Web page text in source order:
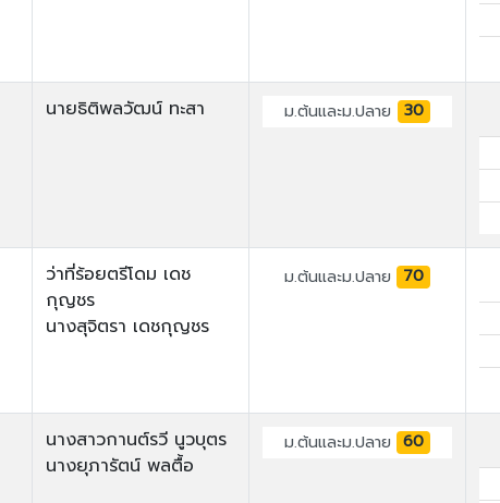
นายธิติพลวัฒน์ ทะสา ม.ต้นและม.ปลาย 30
ว่าที่ร้อยตรีโดม เดช
กุญชร
นางสุจิตรา เดชกุญชร
ม.ต้นและม.ปลาย 70
นางสาวกานต์รวี นูวบุตร
นางยุภารัตน์ พลตื้อ
ม.ต้นและม.ปลาย 60